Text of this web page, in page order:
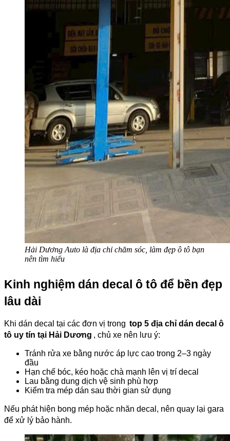
Hải Dương Auto là địa chỉ chăm sóc, làm đẹp ô tô bạn
nên tìm hiểu
Kinh nghiệm dán decal ô tô để bền đẹp
lâu dài
Khi dán decal tại các đơn vị trong top 5 địa chỉ dán decal ô
tô uy tín tại Hải Dương , chủ xe nên lưu ý:
Tránh rửa xe bằng nước áp lực cao trong 2–3 ngày
đầu
Hạn chế bóc, kéo hoặc chà mạnh lên vị trí decal
Lau bằng dung dịch vệ sinh phù hợp
Kiểm tra mép dán sau thời gian sử dụng
Nếu phát hiện bong mép hoặc nhăn decal, nên quay lại gara
để xử lý bảo hành.